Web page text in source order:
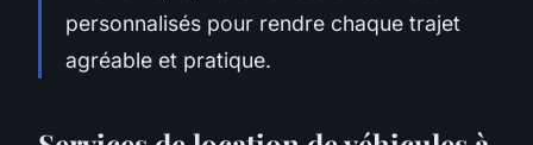
personnalisés pour rendre chaque trajet
agréable et pratique.